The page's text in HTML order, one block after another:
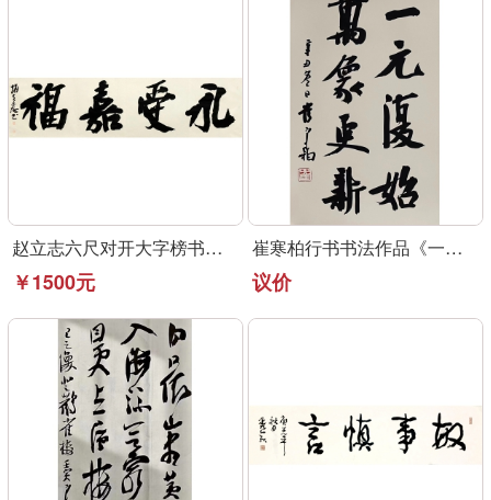
赵立志六尺对开大字榜书作品《永受嘉福》
￥1500元
崔寒柏行书书法作品《一元复始》可定制
议价